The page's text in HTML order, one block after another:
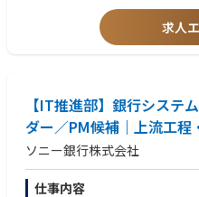
・クライアントフェイシング志向
課題解決・変化創造に取り組める方
求人
【IT推進部】銀行システ
ダー／PM候補｜上流工程
ソニー銀行株式会社
仕事内容